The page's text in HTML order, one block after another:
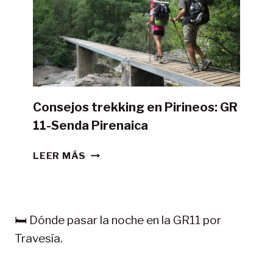
CON
TIENDA
DE
CAMPAÑA?
Consejos trekking en Pirineos: GR
11-Senda Pirenaica
LEER MÁS CONSEJOS
11-
🛏️ Dónde pasar la noche en la GR11 por
Travesía.